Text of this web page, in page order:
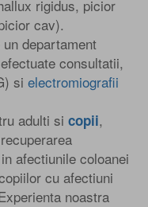
rigidus, picior
cav).
departament
consultatii,
si electromiografii
adulti si copii,
afectiunile coloanei
cu afectiuni
noastra